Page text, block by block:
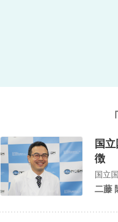
国
徴
国立
二藤